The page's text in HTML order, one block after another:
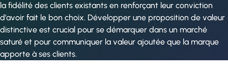
la fidélité des clients existants en renforçant leur conviction
d’avoir fait le bon choix. Développer une proposition de valeur
distinctive est crucial pour se démarquer dans un marché
saturé et pour communiquer la valeur ajoutée que la marque
apporte à ses clients.